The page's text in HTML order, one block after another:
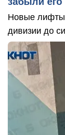
Новые лифты
дивизии до